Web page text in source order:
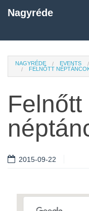
Nagyréde
NAGYRÉDE EVENTS
FELNŐTT
Felnőtt
2015-09-22